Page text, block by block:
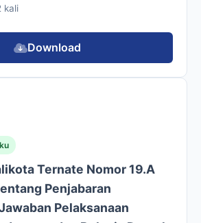
kali
Download
Ternate Nomor 19.A
Penjabaran
Pelaksanaan